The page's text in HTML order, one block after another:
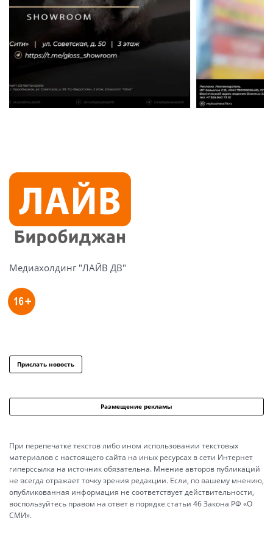
Медиахолдинг "ЛАЙВ ДВ"
Прислать новость
Размещение рекламы
При перепечатке текстов либо ином использовании текстовых
материалов с настоящего сайта на иных ресурсах в сети Интернет
гиперссылка на источник обязательна. Мнение авторов публикаций
не всегда отражает точку зрения редакции. Если, по вашему мнению,
опубликованная информация не соответствует действительности,
воспользуйтесь правом на ответ в порядке статьи 46 Закона РФ «О
СМИ».